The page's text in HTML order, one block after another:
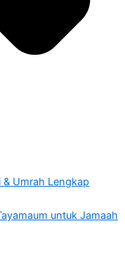
& Umrah Lengkap
untuk Jamaah